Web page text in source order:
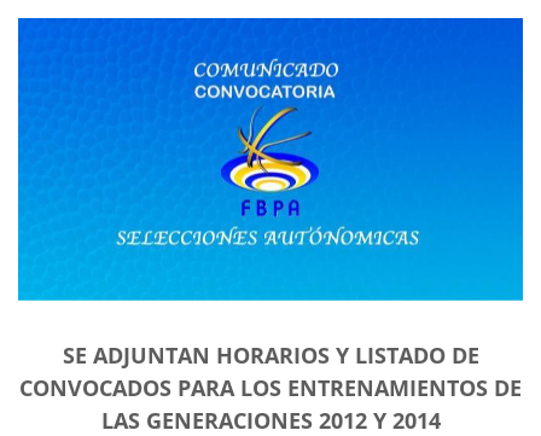
SE ADJUNTAN HORARIOS Y LISTADO DE
CONVOCADOS PARA LOS ENTRENAMIENTOS DE
LAS GENERACIONES 2012 Y 2014